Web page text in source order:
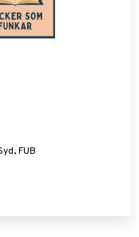
FUB